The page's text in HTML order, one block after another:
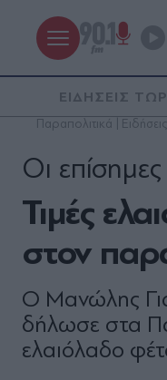
ΕΙΔΗΣΕΙΣ
Παραπολιτικά |
Τιμές
στον
Οι
Ο Μανώλης
δήλωσε στα
ελαιόλαδο